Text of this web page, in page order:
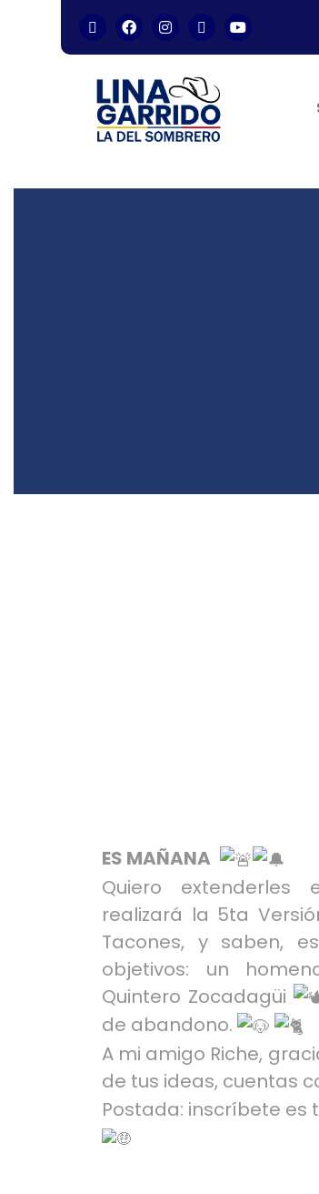
ES MAÑANA
Quiero extenderles
realizará la 5ta
Tacones, y saben,
objetivos: un
Quintero Zocadagüi
de abandono.
A mi amigo Riche,
de tus ideas, cuentas
Postada: inscríbete